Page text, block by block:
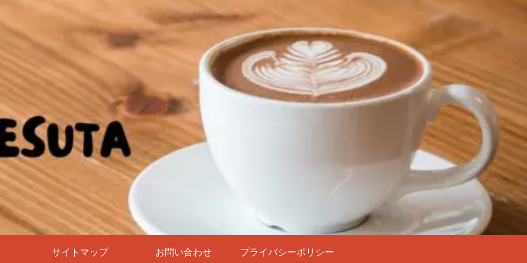
サイトマップ お問い合わせ プライバシーポリシー